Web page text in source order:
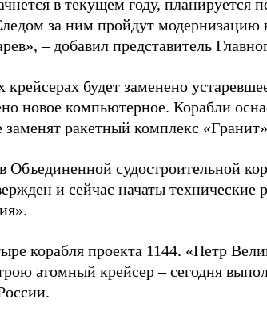
в текущем году, планируется
за ним пройдут
–добавил представитель
будет заменено
новое компьютерное. Корабли
ракетный комплекс
Объединенной судостроительной
и сейчас начаты технические
корабля проекта 1144. «Петр
атомный крейсер–сегодня